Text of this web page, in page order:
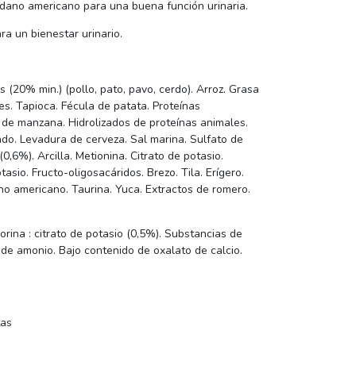
americano para una buena función urinaria.
un bienestar urinario.
min.) (pollo, pato, pavo, cerdo). Arroz. Grasa
Tapioca. Fécula de patata. Proteínas
manzana. Hidrolizados de proteínas animales.
Levadura de cerveza. Sal marina. Sulfato de
Arcilla. Metionina. Citrato de potasio.
Fructo-oligosacáridos. Brezo. Tila. Erígero.
americano. Taurina. Yuca. Extractos de romero.
: citrato de potasio (0,5%). Substancias de
amonio. Bajo contenido de oxalato de calcio.